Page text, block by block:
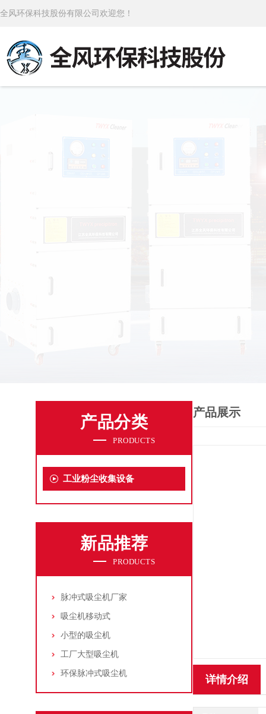
全风环保科技股份有限公司欢迎您！
产品分类
PRODUCTS
工业粉尘收集设备
新品推荐
PRODUCTS
脉冲式吸尘机厂家
吸尘机移动式
小型的吸尘机
工厂大型吸尘机
环保脉冲式吸尘机
产品展示
详情介绍